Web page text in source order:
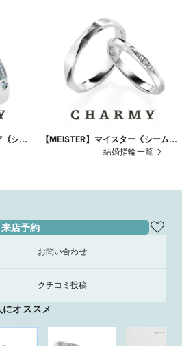
《シー
【MEISTER】マイスター《シームレ
ス鍛造製法》152/152D結婚指輪一覧
来店予約
お問い合わせ
クチコミ投稿
オススメ